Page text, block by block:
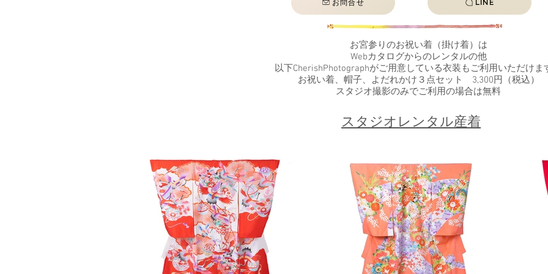
お問合せ LINE
お宮参りのお祝い着（掛け着）は
Webカタログからのレンタルの他
以下CherishPhotographがご用意している衣装もご利用いただけま
お祝い着、帽子、よだれかけ３点セット 3,300円（税込）
​スタジオ撮影のみでご利用の場合は無料
スタジオレンタル産着